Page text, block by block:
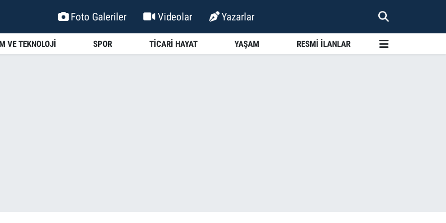
Foto Galeriler Videolar Yazarlar
VE TEKNOLOJİ SPOR TİCARİ HAYAT YAŞAM RESMİ İLANLAR